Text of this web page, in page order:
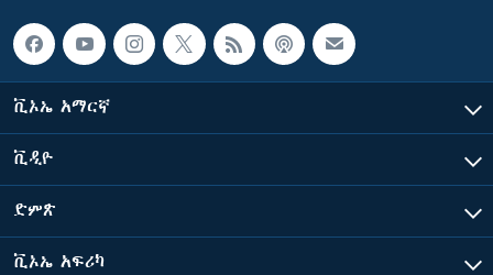
ቪኦኤ አማርኛ
ቪዲዮ
ድምጽ
ቪኦኤ አፍሪካ